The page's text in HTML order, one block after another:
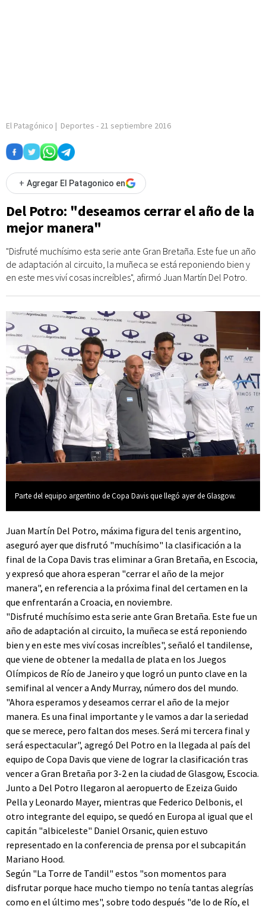
El Patagónico | Deportes - 21 septiembre 2016
+ Agregar El Patagonico en
Del Potro: "deseamos cerrar el año de la
mejor manera"
"Disfruté muchísimo esta serie ante Gran Bretaña. Este fue un año
de adaptación al circuito, la muñeca se está reponiendo bien y
en este mes viví cosas increíbles", afirmó Juan Martín Del Potro.
Parte del equipo argentino de Copa Davis que llegó ayer de Glasgow.
Juan Martín Del Potro, máxima figura del tenis argentino,
aseguró ayer que disfrutó "muchísimo" la clasificación a la
final de la Copa Davis tras eliminar a Gran Bretaña, en Escocia,
y expresó que ahora esperan "cerrar el año de la mejor
manera", en referencia a la próxima final del certamen en la
que enfrentarán a Croacia, en noviembre.
"Disfruté muchísimo esta serie ante Gran Bretaña. Este fue un
año de adaptación al circuito, la muñeca se está reponiendo
bien y en este mes viví cosas increíbles", señaló el tandilense,
que viene de obtener la medalla de plata en los Juegos
Olímpicos de Río de Janeiro y que logró un punto clave en la
semifinal al vencer a Andy Murray, número dos del mundo.
"Ahora esperamos y deseamos cerrar el año de la mejor
manera. Es una final importante y le vamos a dar la seriedad
que se merece, pero faltan dos meses. Será mi tercera final y
será espectacular", agregó Del Potro en la llegada al país del
equipo de Copa Davis que viene de lograr la clasificación tras
vencer a Gran Bretaña por 3-2 en la ciudad de Glasgow, Escocia.
Junto a Del Potro llegaron al aeropuerto de Ezeiza Guido
Pella y Leonardo Mayer, mientras que Federico Delbonis, el
otro integrante del equipo, se quedó en Europa al igual que el
capitán "albiceleste" Daniel Orsanic, quien estuvo
representado en la conferencia de prensa por el subcapitán
Mariano Hood.
Según "La Torre de Tandil" estos "son momentos para
disfrutar porque hace mucho tiempo no tenía tantas alegrías
como en el último mes", sobre todo después "de lo de Río, el